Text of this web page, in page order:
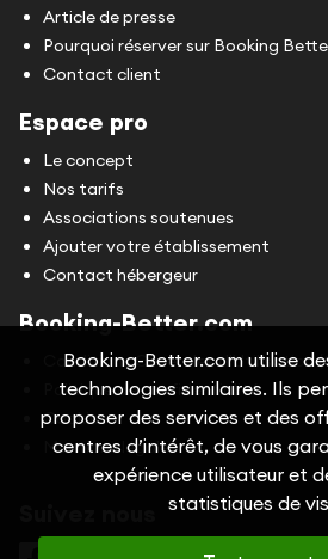
Article de presse
Pourquoi réserver sur Booking
Contact client
Espace pro
Le concept
Nos tarifs
Associations soutenues
Ajouter votre établissement
Contact hébergeur
Booking-Better.com
Conditions Générales d'Utilisation
Politique de confidentialité
Cookies
Mentions légales
Booking-Better.com utilise
technologies similaires. Ils
proposer des services et des
centres d’intérêt, de vous
expérience utilisateur et
statistiques de